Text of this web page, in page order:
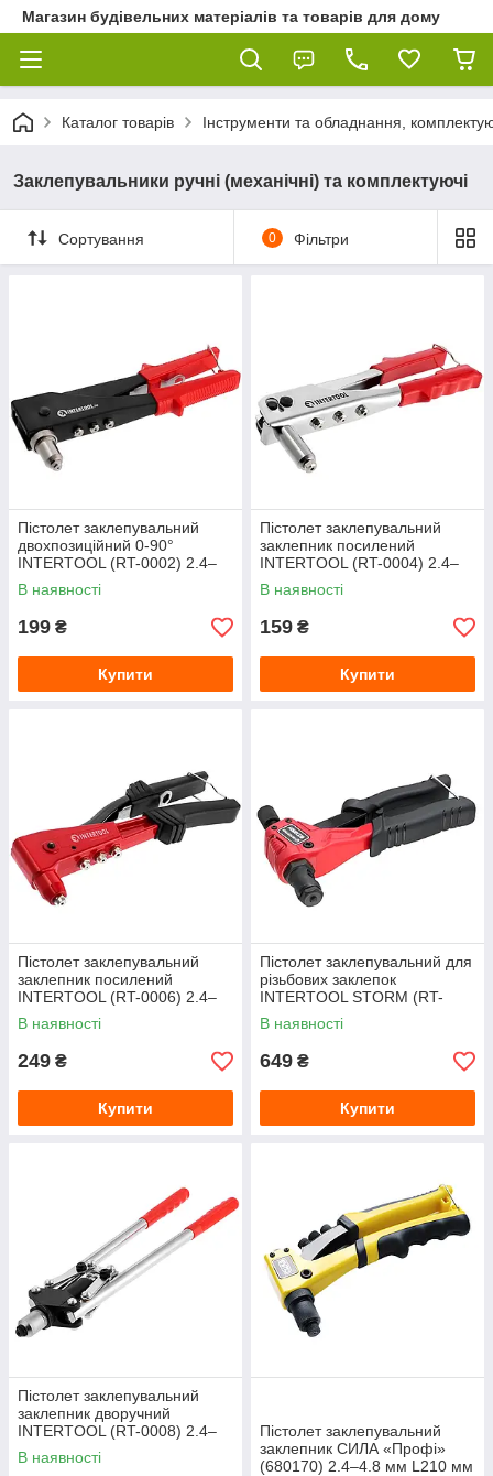
Магазин будівельних матеріалів та товарів для дому
Каталог товарів Інструменти та обладнання,
Заклепувальники ручні (механічні) та комплектуючі
Сортування 0 Фільтри
Пістолет заклепувальний
двохпозиційний 0-90°
INTERTOOL (RT-0002) 2.4–
4.8 мм L260 мм
В наявності
199 ₴
Купити
Пістолет заклепувальний
заклепник посилений
INTERTOOL (RT-0004) 2.4–
4.8 мм L250 мм
В наявності
159 ₴
Купити
Пістолет заклепувальний
заклепник посилений
INTERTOOL (RT-0006) 2.4–
4.8 мм L250 мм
В наявності
249 ₴
Купити
Пістолет заклепувальний для
різьбових заклепок
INTERTOOL STORM (RT-
0019) M3-M6 L200 мм
В наявності
649 ₴
Купити
Пістолет заклепувальний
заклепник дворучний
INTERTOOL (RT-0008) 2.4–
4.8 мм L450 мм
В наявності
Пістолет заклепувальний
заклепник СИЛА «Профі»
(680170) 2.4–4.8 мм L210 мм